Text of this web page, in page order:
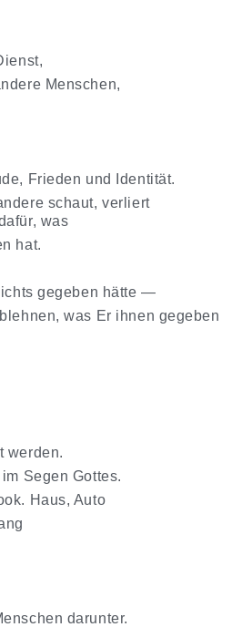
Menschen,
Frieden und Identität.
schaut, verliert
was
hat.
gegeben hätte —
was Er ihnen gegeben
werden.
Segen Gottes.
Haus, Auto
darunter.